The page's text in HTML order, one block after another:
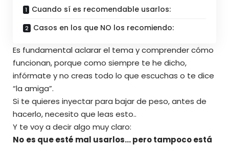
Cuando sí es recomendable usarlos:
Casos en los que NO los recomiendo:
Es fundamental aclarar el tema y comprender cómo
funcionan, porque como siempre te he dicho,
infórmate y no creas todo lo que escuchas o te dice
“la amiga”.
Si te quieres inyectar para bajar de peso, antes de
hacerlo, necesito que leas esto..
Y te voy a decir algo muy claro:
No es que esté mal usarlos… pero tampoco está